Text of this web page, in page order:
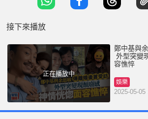
達成共識。 鄭中基為自導自演新戲
接下來播放
正在播放中
鄭中基與
外型突變
容憔悴
娛樂
2025-05-05